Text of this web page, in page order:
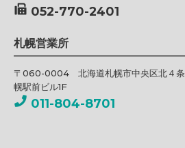
052-770-2401
札幌営業所
〒060-0004 北海道札幌市中央区北４
幌駅前ビル1F
011-804-8701